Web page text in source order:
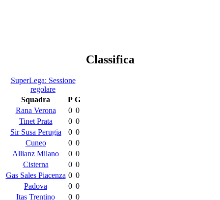
Classifica
SuperLega: Sessione
regolare
Squadra
P G
Rana Verona
0 0
Tinet Prata
0 0
Sir Susa Perugia
0 0
Cuneo
0 0
Allianz Milano
0 0
Cisterna
0 0
Gas Sales Piacenza 0 0
Padova
0 0
Itas Trentino
0 0